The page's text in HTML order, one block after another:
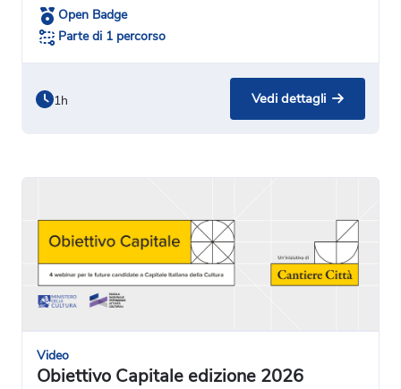
Open Badge
Parte di 1 percorso
1h Vedi dettagli
Video
Obiettivo Capitale edizione 2026